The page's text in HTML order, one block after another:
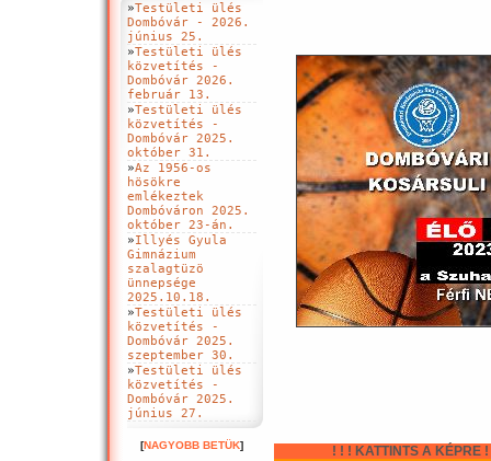
! ! ! KATTINTS A KÉPRE
»Testületi ülés
Dombóvár - 2026.
június 25.
»Testületi ülés
közvetítés -
Dombóvár 2026.
február 13.
»Testületi ülés
közvetítés -
Dombóvár 2025.
október 31.
»Az 1956-os
hösökre
emlékeztek
Dombóváron 2025.
október 23-án.
»Illyés Gyula
Gimnázium
szalagtüzö
ünnepsége
2025.10.18.
»Testületi ülés
közvetítés -
Dombóvár 2025.
szeptember 30.
»Testületi ülés
közvetítés -
Dombóvár 2025.
június 27.
[NAGYOBB BETÜK]